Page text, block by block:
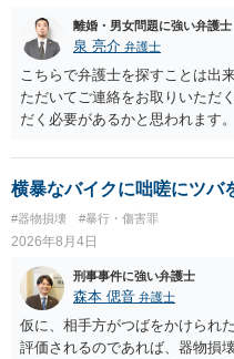
離婚・男女問題に強い弁護士
泉 亮介 弁護士
こちらで弁護士を探すことは出
ただいてご連絡をお取りいただ
だく必要があるかと思われます。
横暴なバイクに咄嗟にツバ
#器物損壊 #暴行・傷害罪
2026年8月4日
刑事事件に強い弁護士
森本 偲音 弁護士
仮に、相手方がつばをかけられ
評価されるのであれば、器物損